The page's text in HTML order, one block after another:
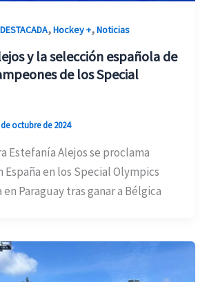
DESTACADA,Hockey +,Noticias
y la selección española de
de los Special
de octubre de 2024
Estefanía Alejos se proclama
España en los Special Olympics
Paraguay tras ganar a Bélgica